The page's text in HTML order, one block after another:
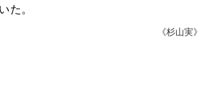
た。
《杉山実》